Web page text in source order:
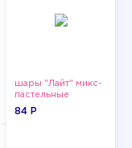
шары "Лайт" микс-
пастельные
84 P